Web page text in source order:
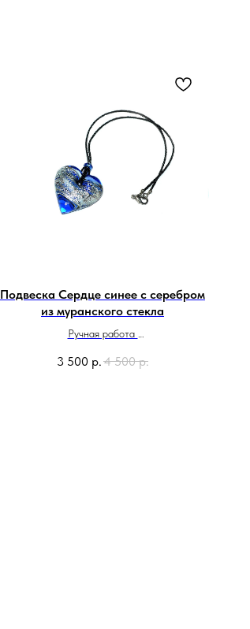
Подвеска Сердце синее с серебром
из муранского стекла
Ручная работа
3 500 р.4 500 р.